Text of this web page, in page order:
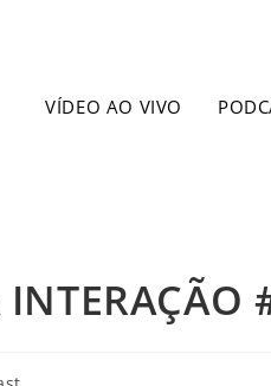
VÍDEO AO VIVO